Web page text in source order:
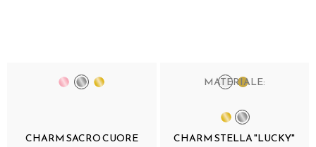
CHARM SACRO CUORE
MATERIALE:
CHARM STELLA "LUCKY"